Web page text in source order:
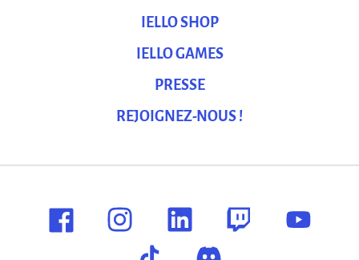
IELLO SHOP
IELLO GAMES
PRESSE
REJOIGNEZ-NOUS !